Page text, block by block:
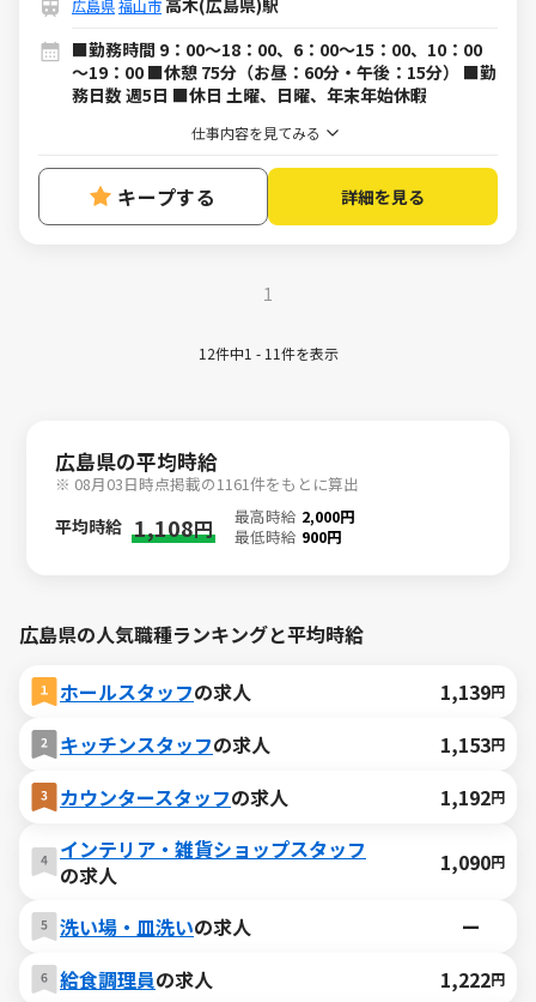
広島県福山市 高木(広島県)駅
■勤務時間 9：00～18：00、6：00～15：00、10：00
～19：00 ■休憩 75分（お昼：60分・午後：15分） ■勤
務日数 週5日 ■休日 土曜、日曜、年末年始休暇
仕事内容を見てみる
キープする 詳細を見る
1
12件中1 - 11件を表示
広島県の平均時給
※ 08月03日時点掲載の1161件をもとに算出
平均時給 1,108円 最高時給 2,000円
最低時給 900円
広島県の人気職種ランキングと平均時給
ホールスタッフの求人 1,139円
キッチンスタッフの求人 1,153円
カウンタースタッフの求人 1,192円
インテリア・雑貨ショップスタッフ
の求人
1,090円
洗い場・皿洗いの求人
ー
給食調理員の求人 1,222円